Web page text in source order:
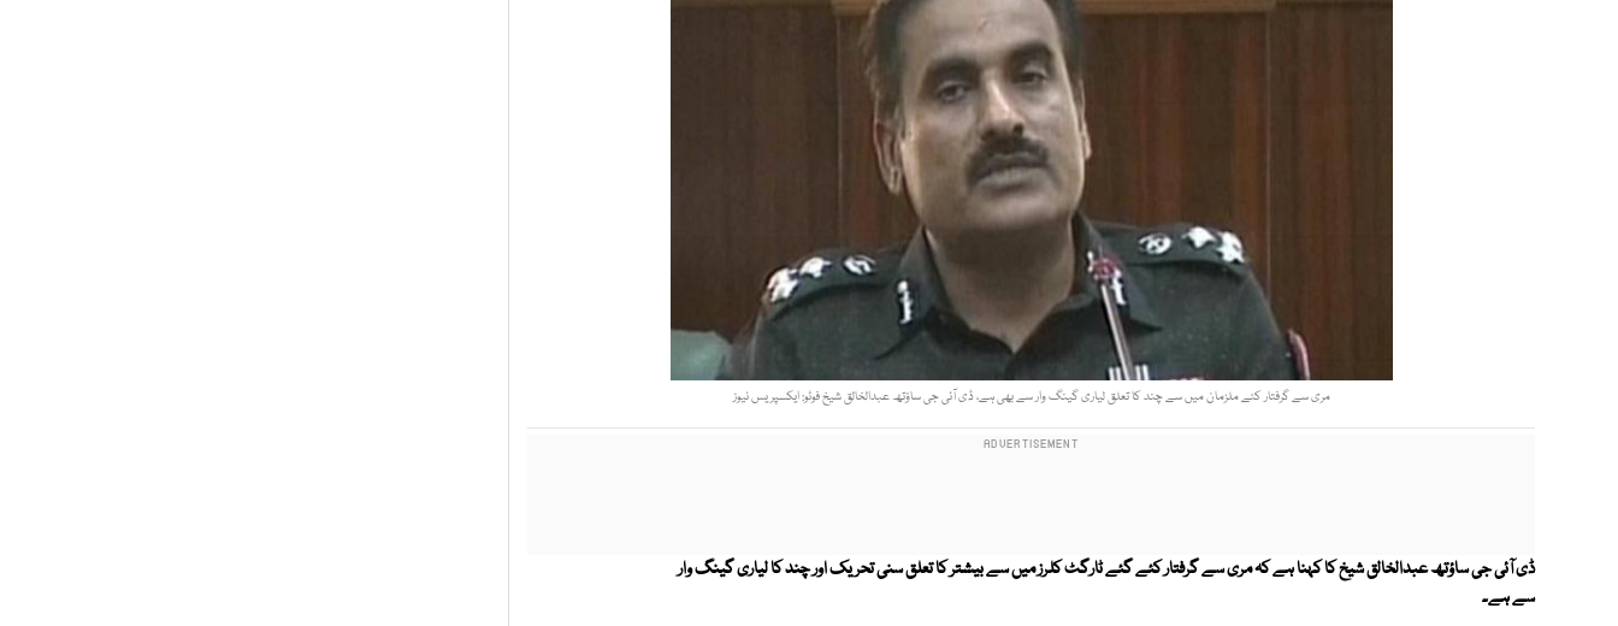
مری سے گرفتار کئے ملزمان میں سے چند کا تعلق لیاری گینگ وار سے بھی ہے، ڈی آئی جی ساؤتھ عبدالخالق شیخ فوٹو: ایکسپریس نیوز
ڈی آئی جی ساؤتھ عبدالخالق شیخ کا کہنا ہے کہ مری سے گرفتار کئے گئے ٹارگٹ کلرز میں سے بیشتر کا تعلق سنی تحریک اور چند کا لیاری گینگ وار
سے ہے۔